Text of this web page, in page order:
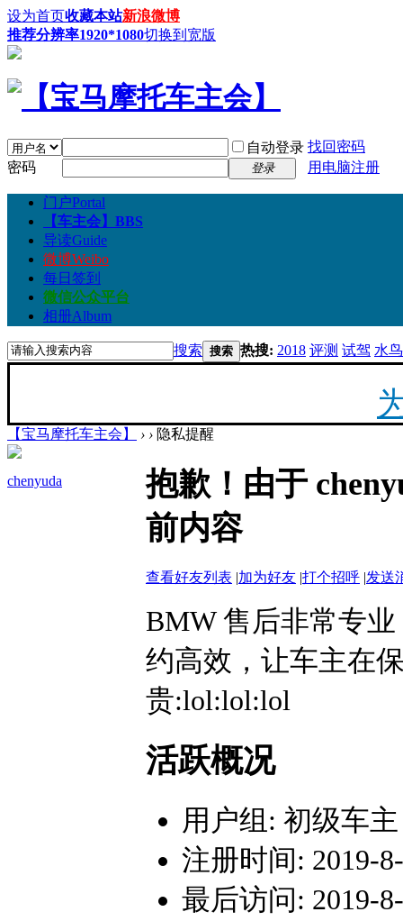
设为首页收藏本站新浪微博
推荐分辨率1920*1080切换到宽版
自动登录 找回密码
密码
登录 用电脑注册
门户Portal
【车主会】 BBS
导读Guide
微博Weibo
每日签到
微信公众平台
相册Album
搜索 搜索 热搜: 2018 评测 试驾 水鸟
你陪
【宝马摩托车主会】 › › 隐私提醒
chenyuda
抱歉！由于
前内容
查看好友列表 |加为好友 |打个招呼 |发送
BMW 售后非常专
约高效，让车主在
贵:lol:lol:lol
活跃概况
用户组: 初级车主
注册时间: 2019-
最后访问: 2019-